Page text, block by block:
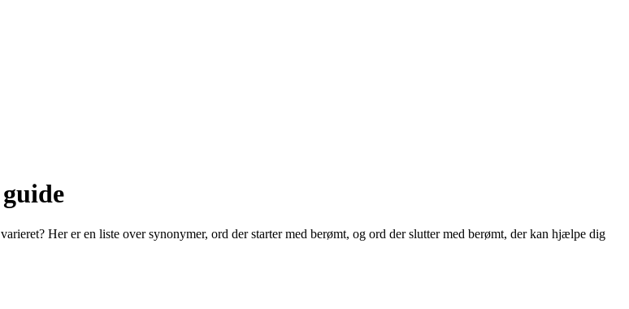
Her er en liste over synonymer, ord der starter med berømt, og ord der slutter med berømt, der kan hjælpe dig